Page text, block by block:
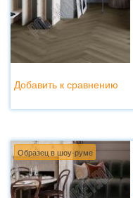
Добавить к сравнению
Образец в шоу-руме